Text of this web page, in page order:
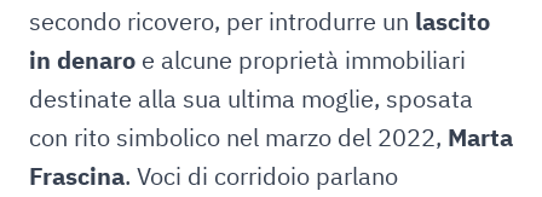
secondo ricovero, per introdurre un lascito
in denaro e alcune proprietà immobiliari
destinate alla sua ultima moglie, sposata
con rito simbolico nel marzo del 2022, Marta
Frascina. Voci di corridoio parlano